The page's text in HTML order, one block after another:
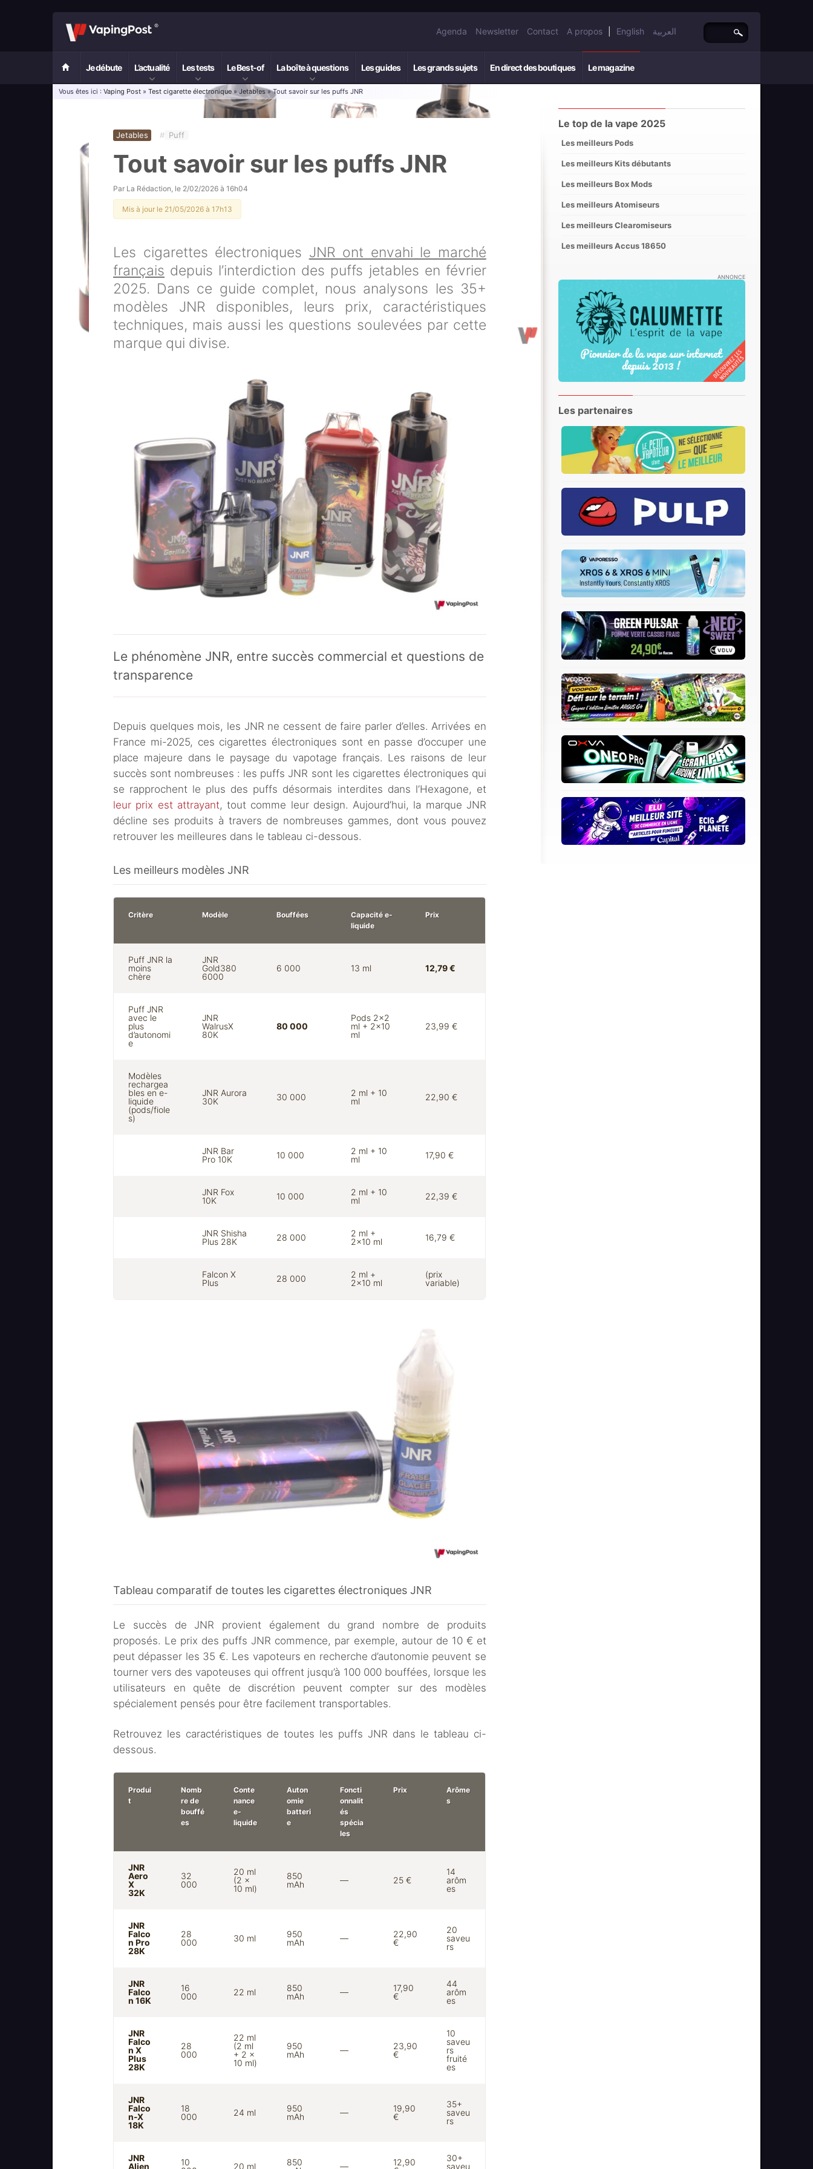
Agenda Newsletter Contact A propos English العربية
Je débute L’actualité Les tests Le Best-of La boîte à questions Les guides Les grands sujets En direct des boutiques Le magazine
Vous êtes ici : Vaping Post » Test cigarette électronique »Jetables» Tout savoir sur les puffs JNR
Jetables # Puff
Tout savoir sur les puffs JNR
Par La Rédaction, le 2/02/2026 à 16h04
Mis à jour le 21/05/2026 à 17h13
Les cigarettes électroniques JNR ont envahi le marché
français depuis l’interdiction des puffs jetables en février
2025. Dans ce guide complet, nous analysons les 35+
modèles JNR disponibles, leurs prix, caractéristiques
techniques, mais aussi les questions soulevées par cette
marque qui divise.
Le phénomène JNR, entre succès commercial et questions de
transparence
Depuis quelques mois, les JNR ne cessent de faire parler d’elles. Arrivées en
France mi-2025, ces cigarettes électroniques sont en passe d’occuper une
place majeure dans le paysage du vapotage français. Les raisons de leur
succès sont nombreuses : les puffs JNR sont les cigarettes électroniques qui
se rapprochent le plus des puffs désormais interdites dans l’Hexagone, et
leur prix est attrayant, tout comme leur design. Aujourd’hui, la marque JNR
décline ses produits à travers de nombreuses gammes, dont vous pouvez
retrouver les meilleures dans le tableau ci-dessous.
Les meilleurs modèles JNR
Critère Modèle Bouffées
Capacité e-
liquide
Prix
Puff JNR la
moins
chère
JNR
Gold380
6000
6 000 13 ml 12,79 €
Puff JNR
avec le
plus
d’autonomi
e
JNR
WalrusX
80K
80 000
Pods 2×2
ml + 2×10
ml
23,99 €
Modèles
rechargea
bles en e-
liquide
(pods/fiole
s)
JNR Aurora
30K
30 000
2 ml + 10
ml
22,90 €
JNR Bar
Pro 10K
10 000
2 ml + 10
ml
17,90 €
JNR Fox
10K
10 000
2 ml + 10
ml
22,39 €
JNR Shisha
Plus 28K
28 000
2 ml +
2×10 ml
16,79 €
Falcon X
Plus
28 000
2 ml +
2×10 ml
(prix
variable)
Tableau comparatif de toutes les cigarettes électroniques JNR
Le succès de JNR provient également du grand nombre de produits
proposés. Le prix des puffs JNR commence, par exemple, autour de 10 € et
peut dépasser les 35 €. Les vapoteurs en recherche d’autonomie peuvent se
tourner vers des vapoteuses qui offrent jusqu’à 100 000 bouffées, lorsque les
utilisateurs en quête de discrétion peuvent compter sur des modèles
spécialement pensés pour être facilement transportables.
Retrouvez les caractéristiques de toutes les puffs JNR dans le tableau ci-
dessous.
Produi
t
Nomb
re de
bouffé
es
Conte
nance
e-
liquide
Auton
omie
batteri
e
Foncti
onnalit
és
spécia
les
Prix
Arôme
s
JNR
Aero
X
32K
32
000
20 ml
(2 ×
10 ml)
850
mAh
— 25 €
14
arôm
es
JNR
Falco
n Pro
28K
28
000
30 ml
950
mAh
—
22,90
€
20
saveu
rs
JNR
Falco
n 16K
16
000
22 ml
850
mAh
—
17,90
€
44
arôm
es
JNR
Falco
n X
Plus
28K
28
000
22 ml
(2 ml
+ 2 ×
10 ml)
950
mAh
—
23,90
€
10
saveu
rs
fruité
es
JNR
Falco
n-X
18K
18
000
24 ml
950
mAh
—
19,90
€
35+
saveu
rs
JNR
Alien
10
20 ml
850
—
12,90
30+
saveu
Le top de la vape 2025
Les meilleurs Pods
Les meilleurs Kits débutants
Les meilleurs Box Mods
Les meilleurs Atomiseurs
Les meilleurs Clearomiseurs
Les meilleurs Accus 18650
ANNONCE
Les partenaires